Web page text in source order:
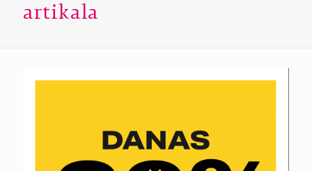
artikala